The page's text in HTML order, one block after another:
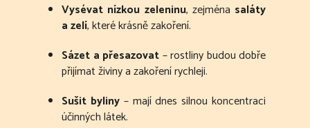
Vysévat nízkou zeleninu, zejména saláty
a zelí, které krásně zakoření.
Sázet a přesazovat– rostliny budou dobře
přijímat živiny a zakoření rychleji.
Sušit byliny– mají dnes silnou koncentraci
účinných látek.